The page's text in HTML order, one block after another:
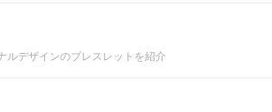
ルデザインのブレスレットを紹介